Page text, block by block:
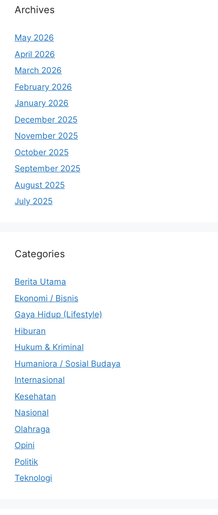
Archives
May 2026
April 2026
March 2026
February 2026
January 2026
December 2025
November 2025
October 2025
September 2025
August 2025
July 2025
Categories
Berita Utama
Ekonomi / Bisnis
Gaya Hidup (Lifestyle)
Hiburan
Hukum & Kriminal
Humaniora / Sosial Budaya
Internasional
Kesehatan
Nasional
Olahraga
Opini
Politik
Teknologi